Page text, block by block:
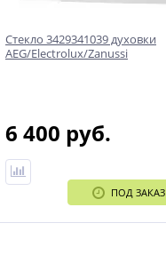
Стекло 3429341039 духовки
AEG/Electrolux/Zanussi
6 400 руб.
ПОД ЗАКАЗ